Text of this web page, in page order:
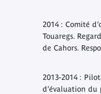
2014 : Comité
Touaregs.
de Cahors.
2013-2014 :
d’évaluation du